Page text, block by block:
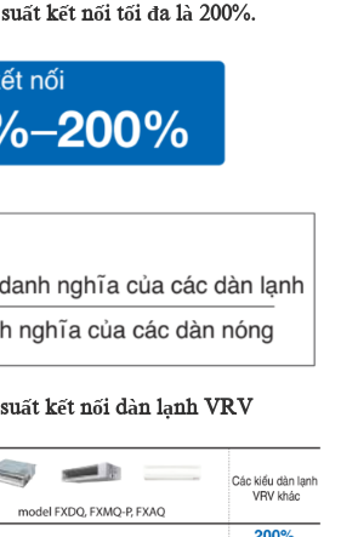
kết nối tối đa là 200%.
kết nối dàn lạnh VRV